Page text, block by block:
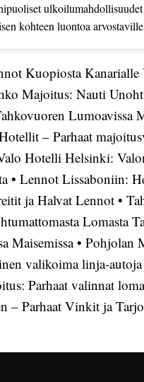
kohteen luontoa
Kuopiosta
Majoitus: Nauti
Lumoavissa
– Parhaat
Hotelli Helsinki:
• Lennot Lissaboniin:
ja Halvat Lennot •
Lomasta
Maisemissa• Pohjolan
valikoima linja-autoja
Parhaat valinnat
– Parhaat Vinkit ja